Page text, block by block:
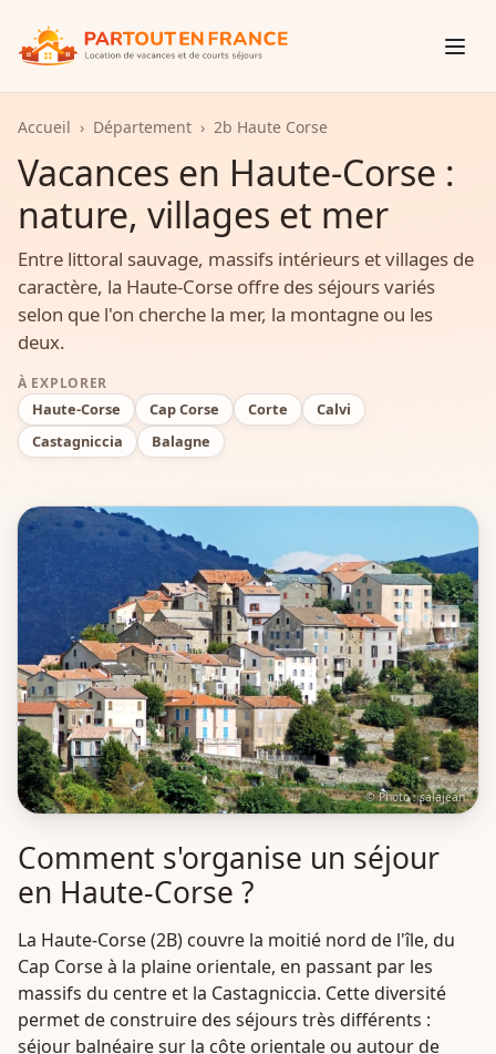
Accueil › Département › 2b Haute Corse
Vacances en Haute-Corse :
nature, villages et mer
Entre littoral sauvage, massifs intérieurs et villages de
caractère, la Haute-Corse offre des séjours variés
selon que l'on cherche la mer, la montagne ou les
deux.
À EXPLORER
Haute-Corse Cap Corse Corte
Calvi
Castagniccia
Balagne
© Photo : salajean
Comment s'organise un séjour
en Haute-Corse ?
La Haute-Corse (2B) couvre la moitié nord de l'île, du
Cap Corse à la plaine orientale, en passant par les
massifs du centre et la Castagniccia. Cette diversité
permet de construire des séjours très différents :
séjour balnéaire sur la côte orientale ou autour de